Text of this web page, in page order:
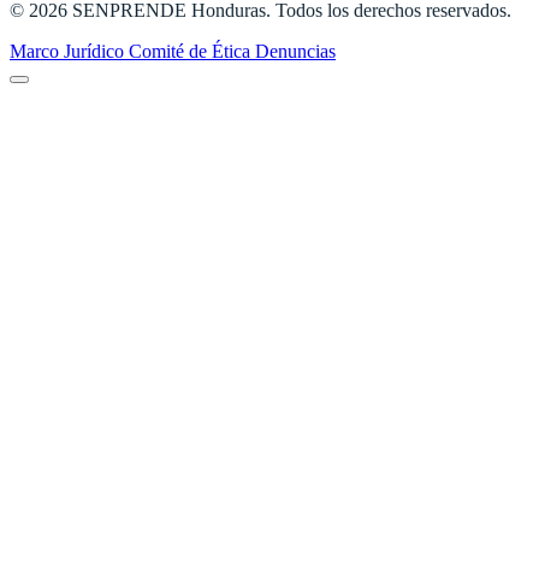
© 2026 SENPRENDE Honduras. Todos los derechos reservados.
Marco Jurídico Comité de Ética Denuncias